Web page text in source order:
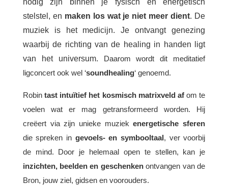
stelstel, en maken los wat je niet meer dient. De
muziek is het medicijn. Je ontvangtgenezing
waarbij de richting van de healing in handen ligt
van het universum. Daarom wordt dit meditatief
ligconcert ook wel ‘soundhealing‘ genoemd.
Robin tast intuïtief het kosmisch matrixveld afom te
voelen wat er mag getransformeerd worden. Hij
creëert via zijn unieke muziekenergetische sferen
die spreken in gevoels- en symbooltaal, ver voorbij
de mind. Door je helemaal open te stellen, kan je
inzichten, beelden en geschenkenontvangen van de
Bron, jouw ziel, gidsen en voorouders.